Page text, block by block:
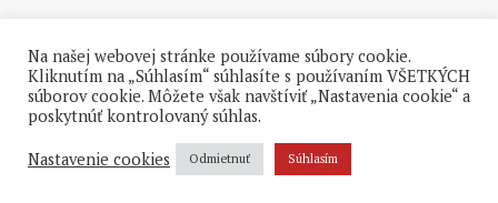
©2026 - Všetky práva vyhradené. Hrdo a od ♥ dodalo štúdio
Na našej webovej stránke používame súbory cookie.
Kliknutím na „Súhlasím“ súhlasíte s používaním VŠETKÝCH
súborov cookie. Môžete však navštíviť „Nastavenia cookie“ a
poskytnúť kontrolovaný súhlas.
Nastavenie cookies Odmietnuť Súhlasím